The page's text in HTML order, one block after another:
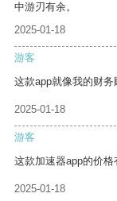
中游刃有余。
2025-01-18
游客
这款app就像我的财务
2025-01-18
游客
这款加速器app的价格
2025-01-18